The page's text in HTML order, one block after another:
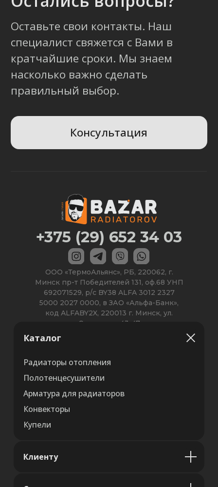
Каталог
Радиаторы отопления
Полотенцесушители
Арматура для радиаторов
Конвекторы
Купели
Клиенту